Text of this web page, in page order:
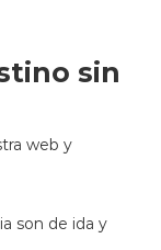
sin
web y
son de ida y